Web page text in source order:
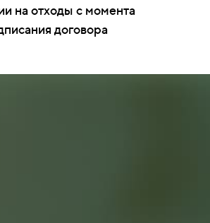
на отходы с момента
договора